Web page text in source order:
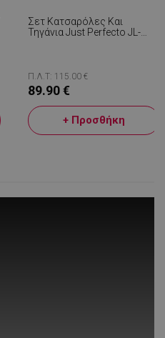
Σετ Κατσαρόλες Και
Τηγάνια Just Perfecto JL-
Π.Λ.Τ: 115.00 €
89.90 €
+ Προσθήκη